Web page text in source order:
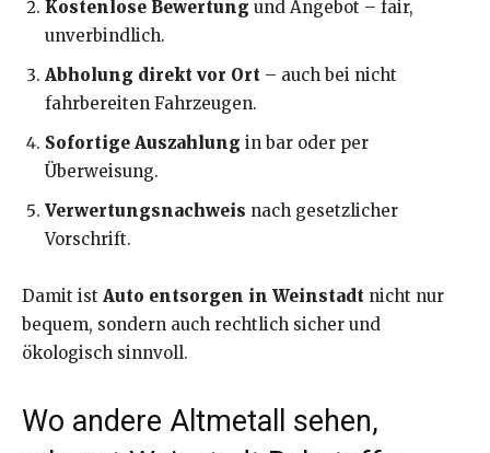
Kostenlose Bewertung und Angebot – fair,
unverbindlich.
Abholung direkt vor Ort – auch bei nicht
fahrbereiten Fahrzeugen.
Sofortige Auszahlung in bar oder per
Überweisung.
Verwertungsnachweis nach gesetzlicher
Vorschrift.
Damit ist Auto entsorgen in Weinstadt nicht nur
bequem, sondern auch rechtlich sicher und
ökologisch sinnvoll.
Wo andere Altmetall sehen,